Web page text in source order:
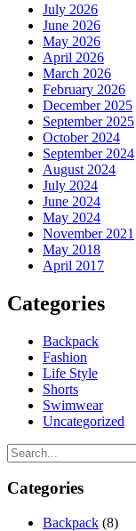
July 2026
June 2026
May 2026
April 2026
March 2026
February 2026
December 2025
September 2025
October 2024
September 2024
August 2024
July 2024
June 2024
May 2024
November 2021
May 2018
April 2017
Categories
Backpack
Fashion
Life Style
Shorts
Swimwear
Uncategorized
Categories
Backpack (8)